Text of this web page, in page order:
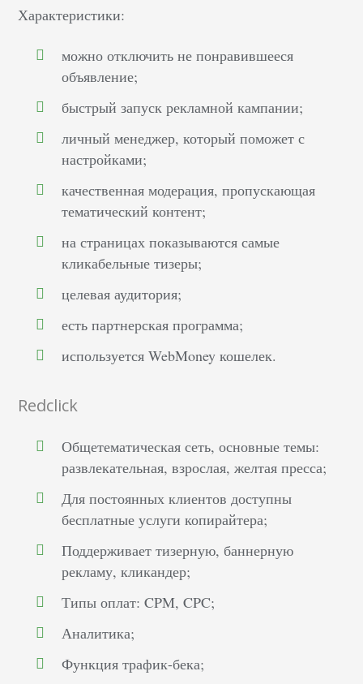
Характеристики:
можно отключить не понравившееся
объявление;
быстрый запуск рекламной кампании;
личный менеджер, который поможет с
настройками;
качественная модерация, пропускающая
тематический контент;
на страницах показываются самые
кликабельные тизеры;
целевая аудитория;
есть партнерская программа;
используется WebMoney кошелек.
Redclick
Общетематическая сеть, основные темы:
развлекательная, взрослая, желтая пресса;
Для постоянных клиентов доступны
бесплатные услуги копирайтера;
Поддерживает тизерную, баннерную
рекламу, кликандер;
Типы оплат: CPM, CPC;
Аналитика;
Функция трафик-бека;